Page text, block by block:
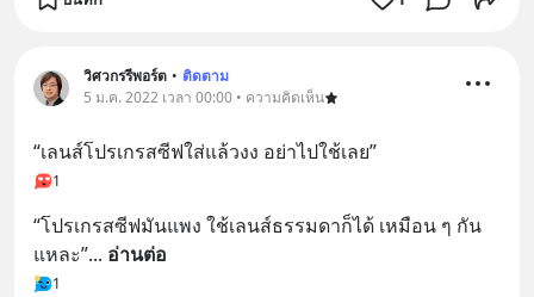
วิศวกรรีพอร์ต • ติดตาม
5 ม.ค. 2022 เวลา 00:00 • ความคิดเห็น
“เลนส์โปรเกรสซีฟใส่แล้วงง อย่าไปใช้เลย”
1
“โปรเกรสซีฟมันแพง ใช้เลนส์ธรรมดาก็ได้ เหมือน ๆ กัน
แหละ”... อ่านต่อ
1